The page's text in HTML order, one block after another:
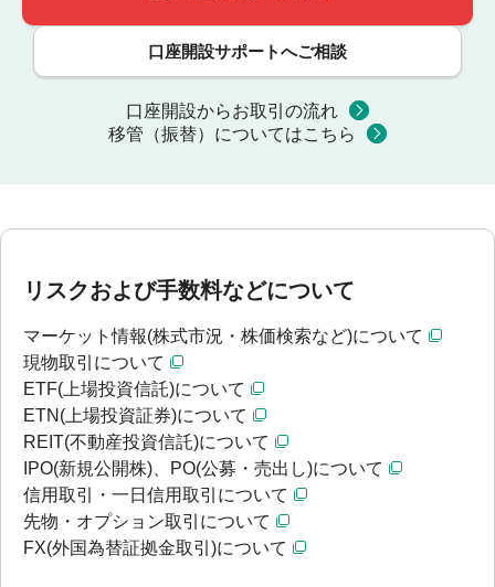
口座開設サポートへご相談
口座開設からお取引の流れ
移管（振替）についてはこちら
リスクおよび手数料などについて
マーケット情報(株式市況・株価検索など)について
現物取引について
ETF(上場投資信託)について
ETN(上場投資証券)について
REIT(不動産投資信託)について
IPO(新規公開株)、PO(公募・売出し)について
信用取引・一日信用取引について
先物・オプション取引について
FX(外国為替証拠金取引)について